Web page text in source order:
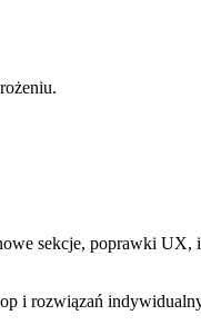
sekcje, poprawki UX,
i rozwiązań